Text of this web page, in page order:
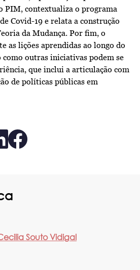
Souto Vidigal
PIM, contextualiza o programa
Covid-19 e relata a construção
da Mudança. Por fim, o
as lições aprendidas ao longo do
como outras iniciativas podem se
que inclui a articulação com
de políticas públicas em